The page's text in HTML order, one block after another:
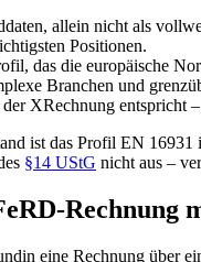
allein nicht als
Positionen.
das die europäische
Branchen und
XRechnung entspricht
ist das Profil EN
§14 UStG nicht aus –
Rechnung
eine Rechnung über